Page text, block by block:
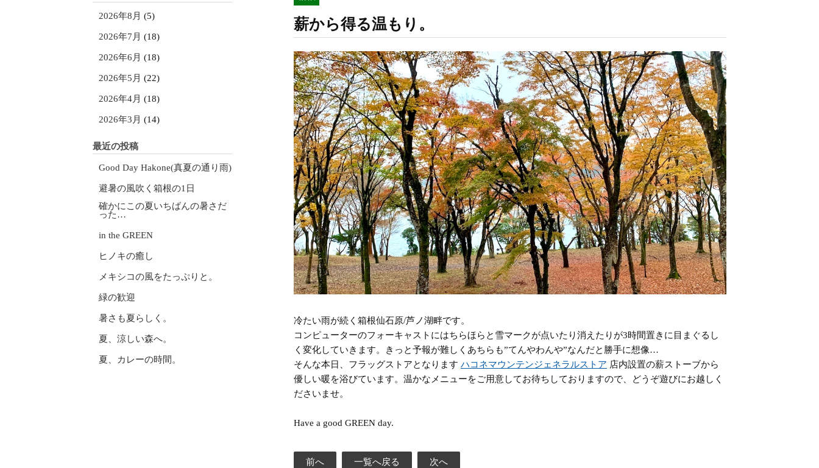
2026年8月 (5)
2026年7月 (18)
2026年6月 (18)
2026年5月 (22)
2026年4月 (18)
2026年3月 (14)
最近の投稿
Good Day Hakone(真夏の通り雨)
避暑の風吹く箱根の1日
確かにこの夏いちばんの暑さだ
った…
in the GREEN
ヒノキの癒し
メキシコの風をたっぷりと。
緑の歓迎
暑さも夏らしく。
夏、涼しい森へ。
夏、カレーの時間。
薪から得る温もり。
冷たい雨が続く箱根仙石原/芦ノ湖畔です。
コンピューターのフォーキャストにはちらほらと雪マークが点いたり消えたりが3時間置きに目まぐるし
く変化していきます。きっと予報が難しくあちらも”てんやわんや”なんだと勝手に想像…
そんな本日、フラッグストアとなります ハコネマウンテンジェネラルストア 店内設置の薪ストーブから
優しい暖を浴びています。温かなメニューをご用意してお待ちしておりますので、どうぞ遊びにお越しく
ださいませ。
Have a good GREEN day.
前へ 一覧へ戻る 次へ